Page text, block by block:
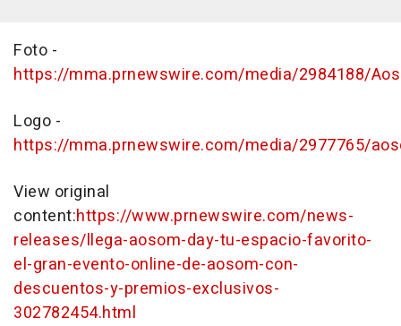
Foto -
https://mma.prnewswire.com/media/2984188/
Logo -
https://mma.prnewswire.com/media/2977765/
View original
content:https://www.prnewswire.com/news-
releases/llega-aosom-day-tu-espacio-favorito-
el-gran-evento-online-de-aosom-con-
descuentos-y-premios-exclusivos-
302782454.html